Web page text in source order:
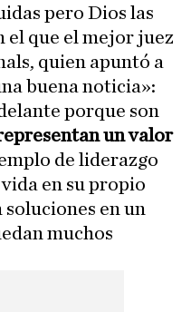
pero Dios las
el que el mejor juez
quien apuntó a
buena noticia»:
porque son
un valor
de liderazgo
en su propio
en un
muchos